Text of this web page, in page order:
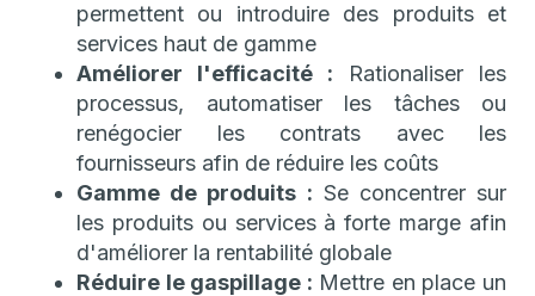
permettent ou introduire des produits et
services haut de gamme
Améliorer l'efficacité : Rationaliser les
processus, automatiser les tâches ou
renégocier les contrats avec les
fournisseurs afin de réduire les coûts
Gamme de produits : Se concentrer sur
les produits ou services à forte marge afin
d'améliorer la rentabilité globale
Réduire le gaspillage : Mettre en place un